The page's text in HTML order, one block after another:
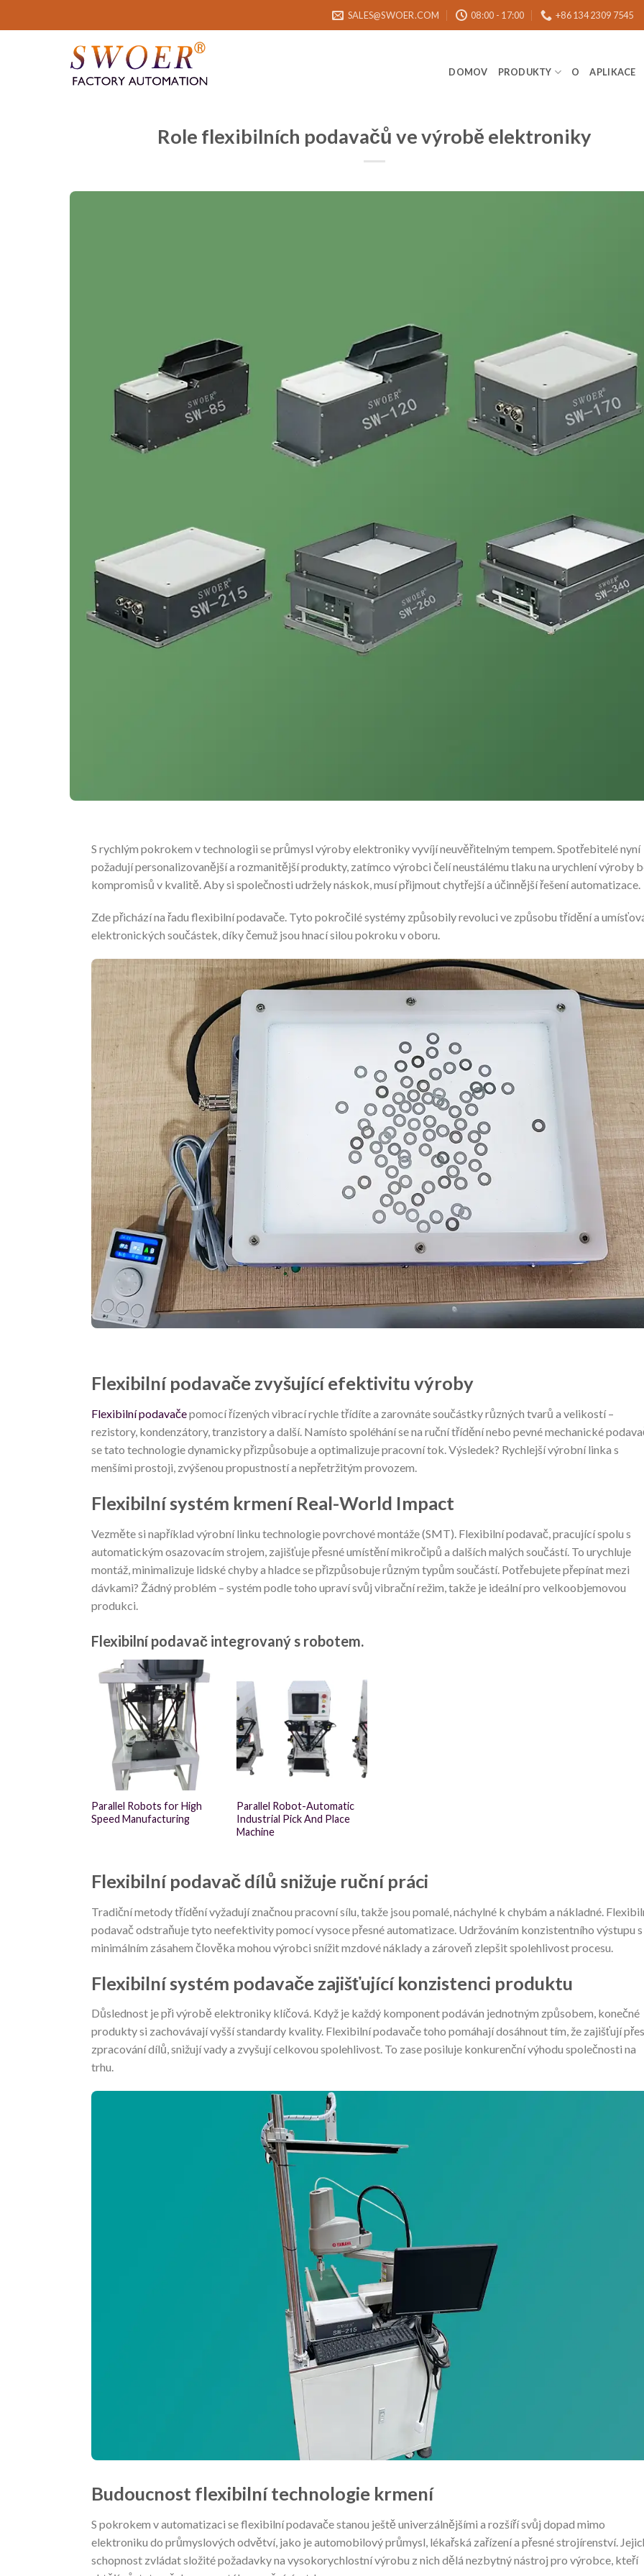
SALES@SWOER.COM 08:00 - 17:00 +86 134 2309 7545
DOMOV PRODUKTY O APLIKACE
Role flexibilních podavačů ve výrobě elektroniky
S rychlým pokrokem v technologii se průmysl výroby elektroniky vyvíjí neuvěřitelným tempem. Spotřebitelé nyní
požadují personalizovanější a rozmanitější produkty, zatímco výrobci čelí neustálému tlaku na urychlení výroby
kompromisů v kvalitě. Aby si společnosti udržely náskok, musí přijmout chytřejší a účinnější řešení automatizace.
Zde přichází na řadu flexibilní podavače. Tyto pokročilé systémy způsobily revoluci ve způsobu třídění a
elektronických součástek, díky čemuž jsou hnací silou pokroku v oboru.
Flexibilní podavače zvyšující efektivitu výroby
Flexibilní podavačepomocí řízených vibrací rychle třídíte a zarovnáte součástky různých tvarů a velikostí –
rezistory, kondenzátory, tranzistory a další. Namísto spoléhání se na ruční třídění nebo pevné mechanické
se tato technologie dynamicky přizpůsobuje a optimalizuje pracovní tok. Výsledek? Rychlejší výrobní linka s
menšími prostoji, zvýšenou propustností a nepřetržitým provozem.
Flexibilní systém krmení Real-World Impact
Vezměte si například výrobní linku technologie povrchové montáže (SMT). Flexibilní podavač, pracující spolu s
automatickým osazovacím strojem, zajišťuje přesné umístění mikročipů a dalších malých součástí. To urychluje
montáž, minimalizuje lidské chyby a hladce se přizpůsobuje různým typům součástí. Potřebujete přepínat mezi
dávkami? Žádný problém – systém podle toho upraví svůj vibrační režim, takže je ideální pro velkoobjemovou
produkci.
Flexibilní podavač integrovaný s robotem.
Parallel Robots for High
Speed Manufacturing
Parallel Robot-Automatic
Industrial Pick And Place
Machine
Flexibilní podavač dílů snižuje ruční práci
Tradiční metody třídění vyžadují značnou pracovní sílu, takže jsou pomalé, náchylné k chybám a nákladné.
podavač odstraňuje tyto neefektivity pomocí vysoce přesné automatizace. Udržováním konzistentního výstupu s
minimálním zásahem člověka mohou výrobci snížit mzdové náklady a zároveň zlepšit spolehlivost procesu.
Flexibilní systém podavače zajišťující konzistenci produktu
Důslednost je při výrobě elektroniky klíčová. Když je každý komponent podáván jednotným způsobem, konečné
produkty si zachovávají vyšší standardy kvality. Flexibilní podavače toho pomáhají dosáhnout tím, že zajišťují
zpracování dílů, snižují vady a zvyšují celkovou spolehlivost. To zase posiluje konkurenční výhodu společnosti na
trhu.
Budoucnost flexibilní technologie krmení
S pokrokem v automatizaci se flexibilní podavače stanou ještě univerzálnějšími a rozšíří svůj dopad mimo
elektroniku do průmyslových odvětví, jako je automobilový průmysl, lékařská zařízení a přesné strojírenství.
schopnost zvládat složité požadavky na vysokorychlostní výrobu z nich dělá nezbytný nástroj pro výrobce, kteří